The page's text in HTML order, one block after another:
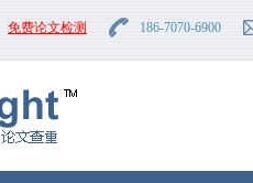
免费论文检测 186-7070-6900